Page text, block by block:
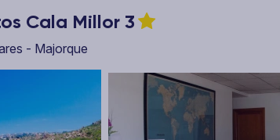
Cala Millor 3
- Majorque